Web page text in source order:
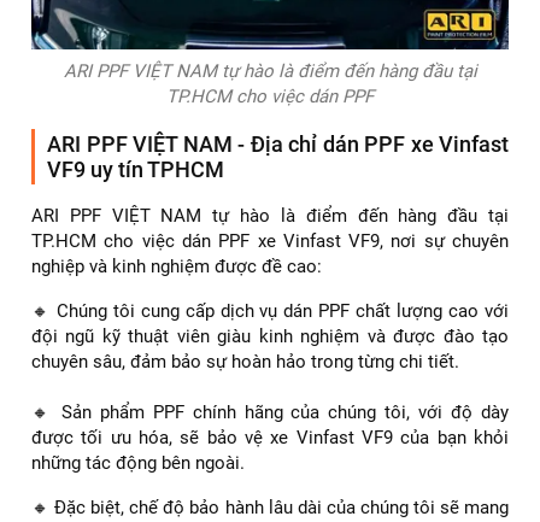
ARI PPF VIỆT NAM tự hào là điểm đến hàng đầu tại
ARI PPF VIỆT NAM - Địa chỉ dán PPF xe Vinfast
VF9 uy tín TPHCM
ARI PPF VIỆT NAM tự hào là điểm đến hàng đầu tại